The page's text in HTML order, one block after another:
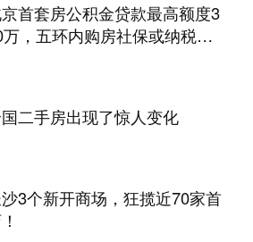
首套房公积金贷款最高额度3
，五环内购房社保或纳税满
二手房出现了惊人变化
3个新开商场，狂揽近70家首